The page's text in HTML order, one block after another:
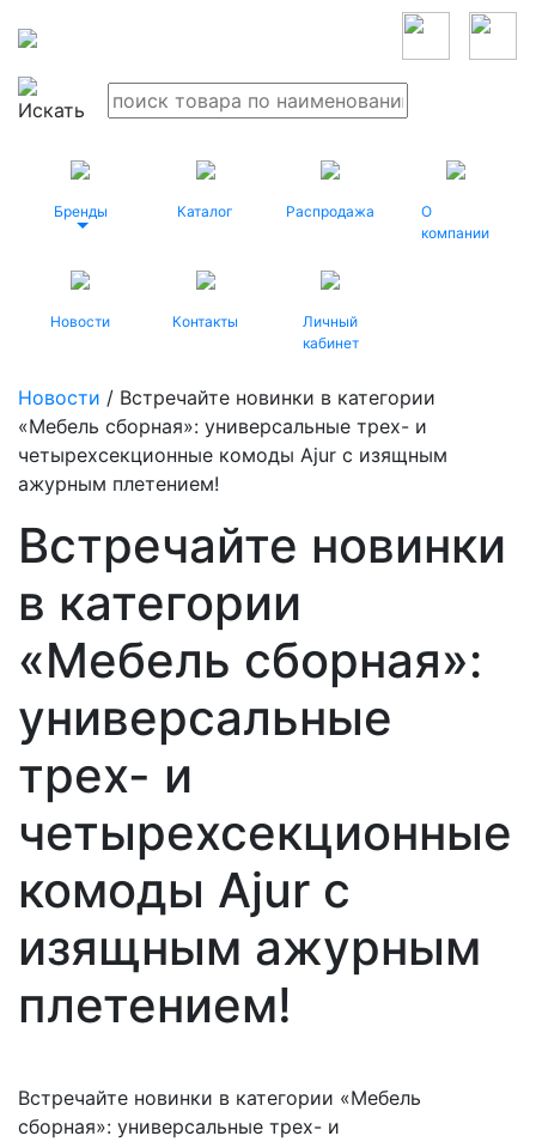
Бренды Каталог Распродажа
О
компании
Новости Контакты
Личный
кабинет
Новости / Встречайте новинки в категории
«Мебель сборная»: универсальные трех- и
четырехсекционные комоды Ajur с изящным
ажурным плетением!
Встречайте новинки
в категории
«Мебель сборная»:
универсальные
трех- и
четырехсекционные
комоды Ajur с
изящным ажурным
плетением!
Встречайте новинки в категории «Мебель
сборная»: универсальные трех- и